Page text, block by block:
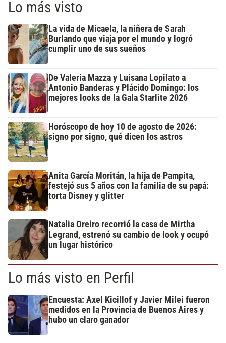
Lo más visto
La vida de Micaela, la niñera de Sarah
Burlando que viaja por el mundo y logró
cumplir uno de sus sueños
De Valeria Mazza y Luisana Lopilato a
Antonio Banderas y Plácido Domingo: los
mejores looks de la Gala Starlite 2026
Horóscopo de hoy 10 de agosto de 2026:
signo por signo, qué dicen los astros
Anita García Moritán, la hija de Pampita,
festejó sus 5 años con la familia de su papá:
torta Disney y glitter
Natalia Oreiro recorrió la casa de Mirtha
Legrand, estrenó su cambio de look y ocupó
un lugar histórico
Lo más visto en Perfil
Encuesta: Axel Kicillof y Javier Milei fueron
medidos en la Provincia de Buenos Aires y
hubo un claro ganador